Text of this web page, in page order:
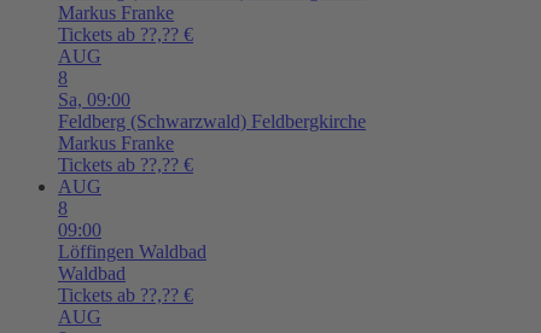
Markus Franke
Tickets ab ??,?? €
AUG
8
Sa, 09:00
Feldberg (Schwarzwald) Feldbergkirche
Markus Franke
Tickets ab ??,?? €
AUG
8
09:00
Löffingen Waldbad
Waldbad
Tickets ab ??,?? €
AUG